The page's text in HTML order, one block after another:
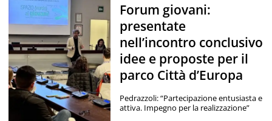
Forum giovani:
presentate
nell’incontro conclusivo
idee e proposte per il
parco Città d’Europa
Pedrazzoli: “Partecipazione entusiasta e
attiva. Impegno per la realizzazione”